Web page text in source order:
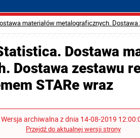
materiałów metalograficznych.
Dostawa
Dostawa zestawu
STARe wraz
Wersja archiwalna z dnia 14-08-2019
Przejdź do aktualnej wersji strony